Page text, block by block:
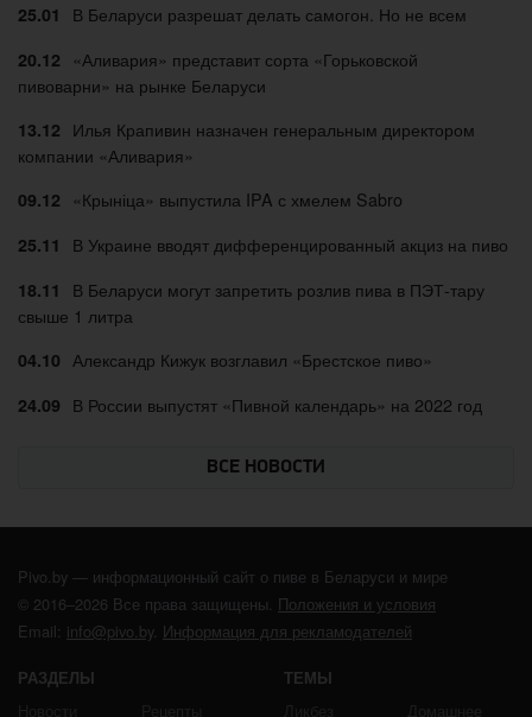
25.01 В Беларуси разрешат делать самогон. Но не всем
20.12
«Аливария» представит сорта «Горьковской
пивоварни» на рынке Беларуси
13.12 Илья Крапивин назначен генеральным директором
компании «Аливария»
09.12 «Крыніца» выпустила IPA с хмелем Sabro
25.11 В Украине вводят дифференцированный акциз на пиво
18.11
В Беларуси могут запретить розлив пива в ПЭТ-тару
свыше 1 литра
04.10 Александр Кижук возглавил «Брестское пиво»
24.09 В России выпустят «Пивной календарь» на 2022 год
ВСЕ НОВОСТИ
Pivo.by — информационный сайт о пиве в Беларуси и мире
© 2016–2026 Все права защищены. Положения и условия
Email: info@pivo.by. Информация для рекламодателей
РАЗДЕЛЫ ТЕМЫ